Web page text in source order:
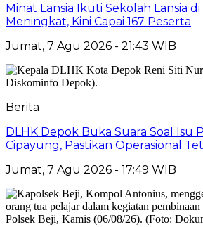
Minat Lansia Ikuti Sekolah Lansia
Meningkat, Kini Capai 167 Peserta
Jumat, 7 Agu 2026 - 21:43 WIB
Berita
DLHK Depok Buka Suara Soal Isu
Cipayung, Pastikan Operasional
Jumat, 7 Agu 2026 - 17:49 WIB